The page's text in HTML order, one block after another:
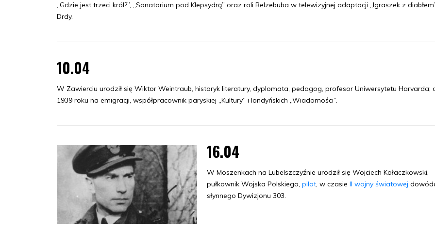
„Gdzie jest trzeci król?”, „Sanatorium pod Klepsydrą” oraz roli Belzebuba w telewizyjnej adaptacji „Igraszek z
Drdy.
10.04
W Zawierciu urodził się Wiktor Weintraub, historyk literatury, dyplomata, pedagog, profesor Uniwersytetu Harvarda;
1939 roku na emigracji, współpracownik paryskiej „Kultury” i londyńskich „Wiadomości”.
16.04
W Moszenkach na Lubelszczyźnie urodził się Wojciech Kołaczkowski,
pułkownik Wojska Polskiego, pilot, w czasie II wojny światowej
słynnego Dywizjonu 303.